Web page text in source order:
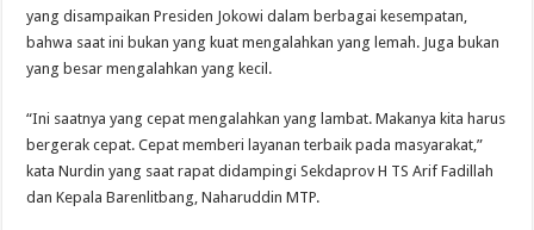
yang disampaikan Presiden Jokowi dalam berbagai kesempatan,
bahwa saat ini bukan yang kuat mengalahkan yang lemah. Juga bukan
yang besar mengalahkan yang kecil.
“Ini saatnya yang cepat mengalahkan yang lambat. Makanya kita harus
bergerak cepat. Cepat memberi layanan terbaik pada masyarakat,”
kata Nurdin yang saat rapat didampingi Sekdaprov H TS Arif Fadillah
dan Kepala Barenlitbang, Naharuddin MTP.